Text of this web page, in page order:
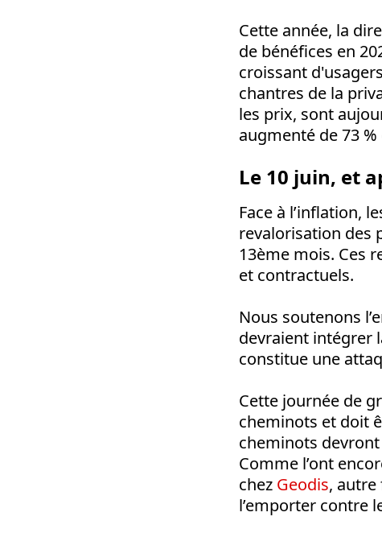
Cette année, la
de bénéfices en
croissant
chantres de la
les prix, sont
augmenté de 73 %
Le 10 juin, et
Face à l’inflation,
revalorisation des
13ème mois. Ces
et contractuels.
Nous soutenons
devraient intégrer
constitue une
Cette journée de
cheminots et doit
cheminots
Comme l’ont
chez Geodis, autre
l’emporter contre